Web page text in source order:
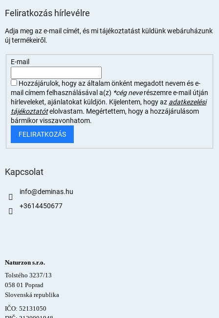
Feliratkozás hírlevélre
Adja meg az e-mail címét, és mi tájékoztatást küldünk webáruházunk
új termékeiről.
E-mail
Hozzájárulok, hogy az általam önként megadott nevem és e-
mail címem felhasználásával a(z) *cég neverészemre e-mail útján
hírleveleket, ajánlatokat küldjön. Kijelentem, hogy az adatkezelési
tájékoztatót elolvastam. Megértettem, hogy a hozzájárulásom
bármikor visszavonhatom.
FELIRATKOZÁS
Kapcsolat
info@deminas.hu
+3614450677
Naturzon s.r.o.
Tolstého 3237/13
058 01 Poprad
Slovenská republika
IČO: 52131050